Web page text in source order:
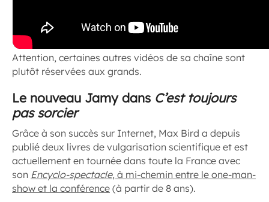
Attention, certaines autres vidéos de sa chaîne sont
plutôt réservées aux grands.
Le nouveau Jamy dans C’est toujours
pas sorcier
Grâce à son succès sur Internet, Max Bird a depuis
publié deux livres de vulgarisation scientifique et est
actuellement en tournée dans toute la France avec
son Encyclo-spectacle, à mi-chemin entre le one-man-
show et la conférence (à partir de 8 ans).